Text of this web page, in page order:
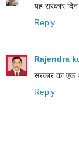
यह सरकार
Reply
Rajendra
सरकार का एक
Reply